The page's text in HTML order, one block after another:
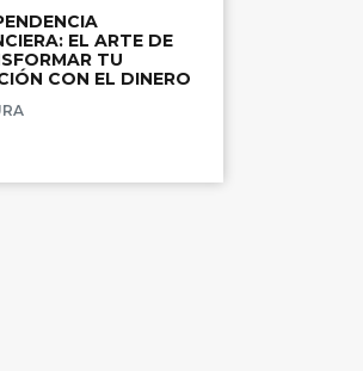
EL ARTE DE
TU
CON EL DINERO